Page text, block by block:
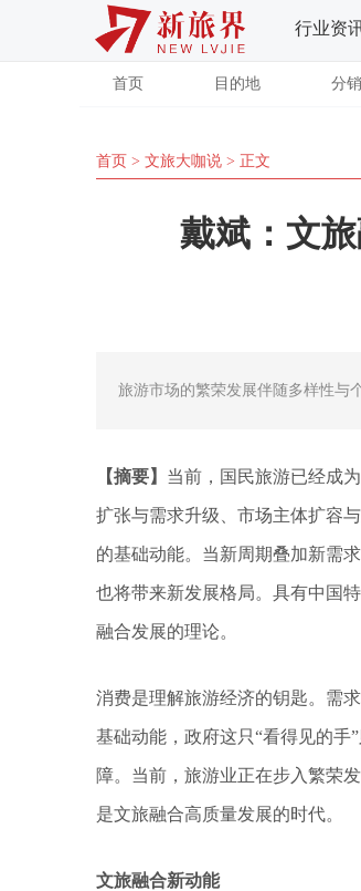
行业资
首页 目的地 分销
首页 > 文旅大咖说 > 正文
戴斌：文
旅游市场的繁荣发展伴随多样性与
【摘要】 当前，国民旅游已经成
扩张与需求升级、市场主体扩容
的基础动能。当新周期叠加新需
也将带来新发展格局。具有中国
融合发展的理论。
消费是理解旅游经济的钥匙。需
基础动能，政府这只“看得见的手
障。当前，旅游业正在步入繁荣
是文旅融合高质量发展的时代。
文旅融合新动能